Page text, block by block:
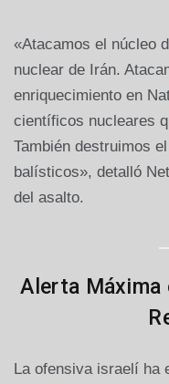
«Atacamos el núcleo
nuclear de Irán.
enriquecimiento en
científicos nucleares
También destruimos
balísticos», detalló
del asalto.
Alerta Máxima
La ofensiva israelí ha